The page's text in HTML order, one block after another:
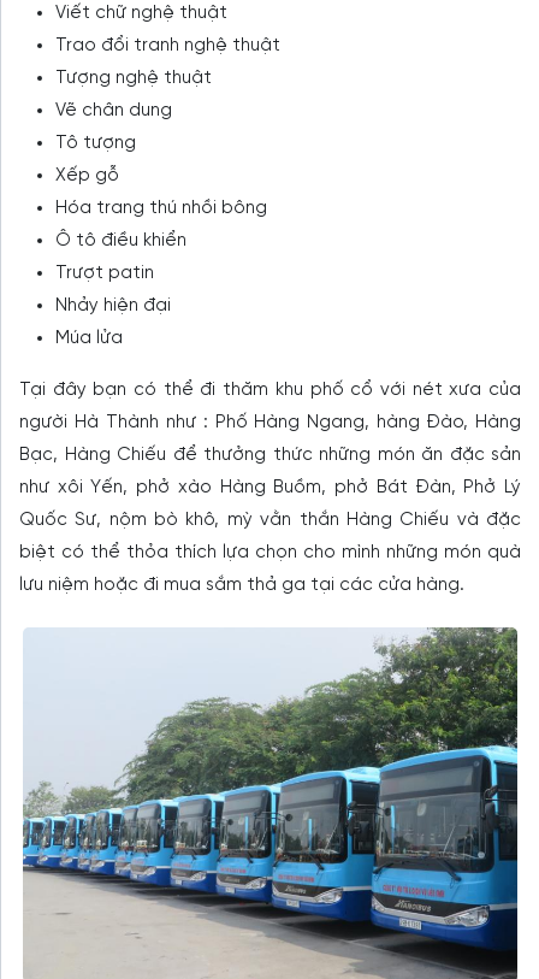
Viết chữ nghệ thuật
Trao đổi tranh nghệ thuật
Tượng nghệ thuật
Vẽ chân dung
Tô tượng
Xếp gỗ
Hóa trang thú nhồi bông
Ô tô điều khiển
Trượt patin
Nhảy hiện đại
Múa lửa
Tại đây bạn có thể đi thăm khu phố cổ với nét xưa của
người Hà Thành như : Phố Hàng Ngang, hàng Đào, Hàng
Bạc, Hàng Chiếu để thưởng thức những món ăn đặc sản
như xôi Yến, phở xào Hàng Buồm, phở Bát Đàn, Phở Lý
Quốc Sư, nộm bò khô, mỳ vằn thắn Hàng Chiếu và đặc
biệt có thể thỏa thích lựa chọn cho mình những món quà
lưu niệm hoặc đi mua sắm thả ga tại các cửa hàng.